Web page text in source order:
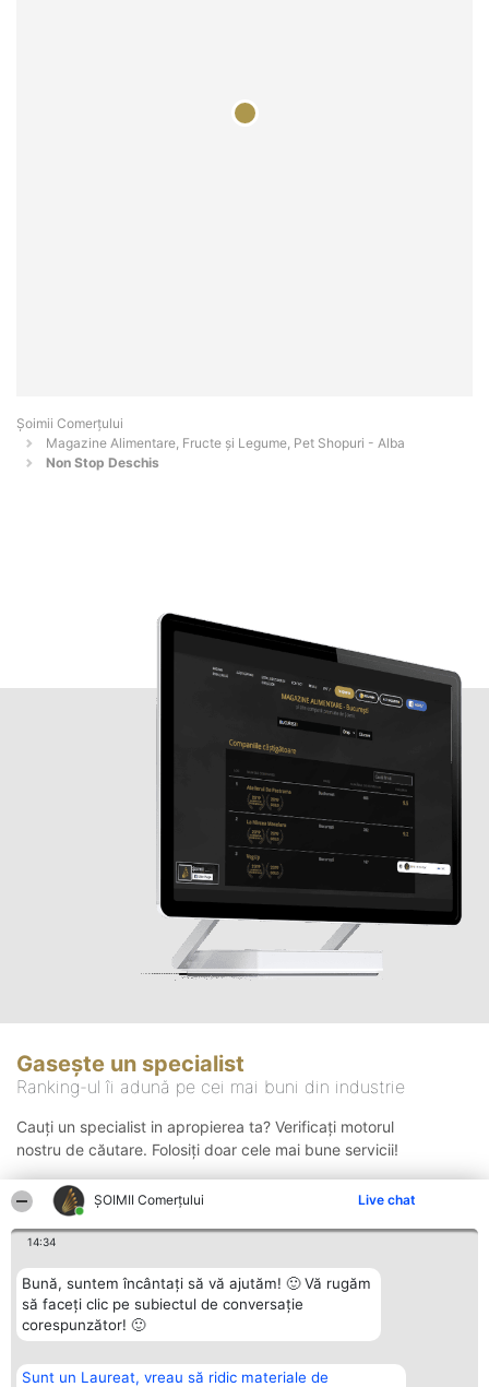
ȘOIMII Comerțului Live chat
14:34
Bună, suntem încântați să vă ajutăm! 🙂 Vă rugăm
să faceți clic pe subiectul de conversație
corespunzător! 🙂
Sunt un Laureat, vreau să ridic materiale de
Șoimii Comerțului
Magazine Alimentare, Fructe și Legume, Pet Shopuri - Alba
Non Stop Deschis
Gasește un specialist
Ranking-ul îi adună pe cei mai buni din industrie
Cauți un specialist in apropierea ta? Verificați motorul
nostru de căutare. Folosiți doar cele mai bune servicii!
Organizator Ranking Plebiscyt Contact